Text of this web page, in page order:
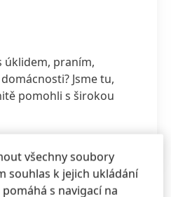
úklidem, praním,
Jsme tu,
pomohli s širokou
všechny soubory
souhlas k jejich ukládání
s navigací na